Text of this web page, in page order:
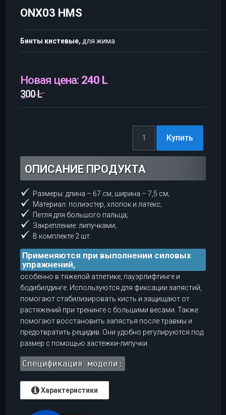
ONX03 HMS
Бинты кистевые, для жима
Новая цена: 240 L
300 L
ОПИСАНИЕ ПРОДУКТА
Размеры: длина – 67 см, ширина – 7,5 см;
Материал: полиэстер, хлопок и латекс;
Петля для большого пальца;
Закрепление: липучками;
В комплекте 2 шт.
Применяются при выполнении силовых
упражнений,
особенно в тяжелой атлетике, пауэрлифтинге и
бодибилдинге. Используются для фиксации запястий,
помогают стабилизировать кисть и защищают от
растяжений при тренинге с большими весами. Также
помогают восстановить запястья после травмы и
предотвратить рецидив. Они удобно регулируются под
размер с помощью застежки-липучки.
Спецификация модели:
Характеристики